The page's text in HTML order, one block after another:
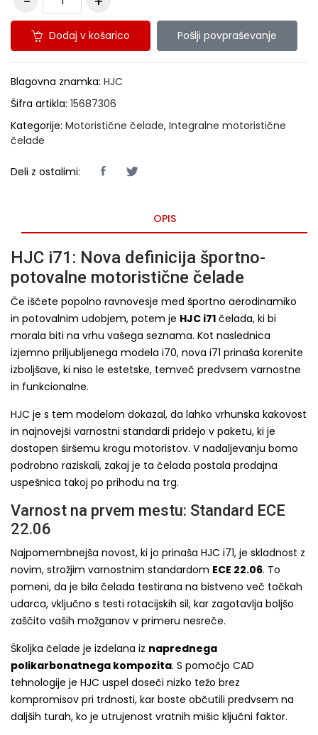
Dodaj v košarico Pošlji povpraševanje
Blagovna znamka: HJC
Šifra artikla: 15687306
Kategorije: Motoristične čelade, Integralne motoristične
čelade
Deli z ostalimi:
OPIS
HJC i71: Nova definicija športno-
potovalne motoristične čelade
Če iščete popolno ravnovesje med športno aerodinamiko
in potovalnim udobjem, potem je HJC i71 čelada, ki bi
morala biti na vrhu vašega seznama. Kot naslednica
izjemno priljubljenega modela i70, nova i71 prinaša korenite
izboljšave, ki niso le estetske, temveč predvsem varnostne
in funkcionalne.
HJC je s tem modelom dokazal, da lahko vrhunska kakovost
in najnovejši varnostni standardi pridejo v paketu, ki je
dostopen širšemu krogu motoristov. V nadaljevanju bomo
podrobno raziskali, zakaj je ta čelada postala prodajna
uspešnica takoj po prihodu na trg.
Varnost na prvem mestu: Standard ECE
22.06
Najpomembnejša novost, ki jo prinaša HJC i71, je skladnost z
novim, strožjim varnostnim standardom ECE 22.06. To
pomeni, da je bila čelada testirana na bistveno več točkah
udarca, vključno s testi rotacijskih sil, kar zagotavlja boljšo
zaščito vaših možganov v primeru nesreče.
Školjka čelade je izdelana iz naprednega
polikarbonatnega kompozita. S pomočjo CAD
tehnologije je HJC uspel doseči nizko težo brez
kompromisov pri trdnosti, kar boste občutili predvsem na
daljših turah, ko je utrujenost vratnih mišic ključni faktor.